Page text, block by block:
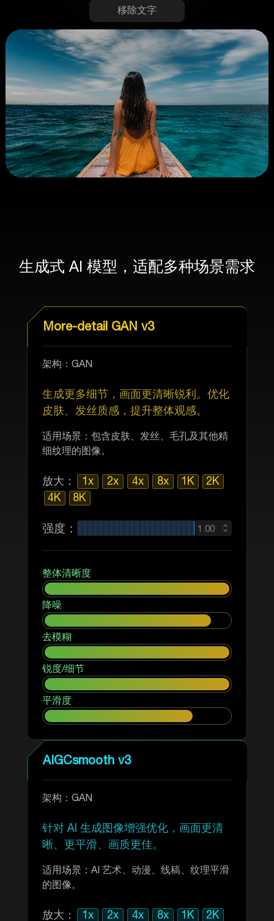
移除文字
生成式 AI 模型，适配多种场景需求
More-detail GAN v3
架构：GAN
生成更多细节，画面更清晰锐利。优化
皮肤、发丝质感，提升整体观感。
适用场景：包含皮肤、发丝、毛孔及其他精
细纹理的图像。
放大： 1x 2x 4x 8x 1K
2K
4K
8K
强度： 1.00
整体清晰度
降噪
去模糊
锐度/细节
平滑度
AIGCsmooth v3
架构：GAN
针对 AI 生成图像增强优化，画面更清
晰、更平滑、画质更佳。
适用场景：AI 艺术、动漫、线稿、纹理平滑
的图像。
放大： 1x 2x 4x 8x 1K 2K